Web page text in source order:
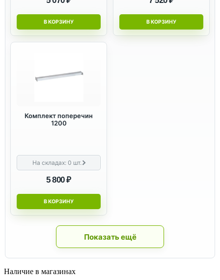
В КОРЗИНУ В КОРЗИНУ
Комплект поперечин
1200
На складах:0 шт.
5 800 ₽
В КОРЗИНУ
Показать ещё
Наличие в магазинах